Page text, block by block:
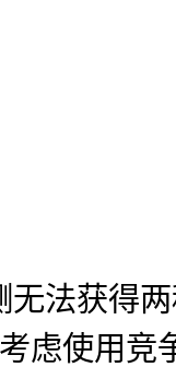
无法获得
虑使用竞